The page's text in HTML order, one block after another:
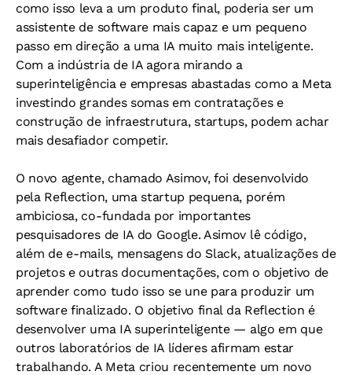
como isso leva a um produto final, poderia ser um
assistente de software mais capaz e um pequeno
passo em direção a uma IA muito mais inteligente.
Com a indústria de IA agora mirando a
superinteligência e empresas abastadas como a Meta
investindo grandes somas em contratações e
construção de infraestrutura, startups, podem achar
mais desafiador competir.
O novo agente, chamado Asimov, foi desenvolvido
pela Reflection, uma startup pequena, porém
ambiciosa, co-fundada por importantes
pesquisadores de IA do Google. Asimov lê código,
além de e-mails, mensagens do Slack, atualizações de
projetos e outras documentações, com o objetivo de
aprender como tudo isso se une para produzir um
software finalizado. O objetivo final da Reflection é
desenvolver uma IA superinteligente — algo em que
outros laboratórios de IA líderes afirmam estar
trabalhando. A Meta criou recentemente um novo